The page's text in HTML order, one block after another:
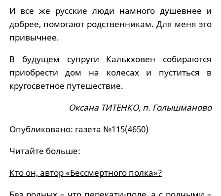
И все же русские люди намного душевнее и
добрее, помогают родственникам. Для меня это
привычнее.
В будущем супруги Калькховен собираются
приобрести дом на колесах и пуститься в
кругосветное путешествие.
Оксана ТИТЕНКО, п. Голышманово
Опубликовано: газета №115(4650)
Читайте больше:
Кто он, автор «Бессмертного полка»?